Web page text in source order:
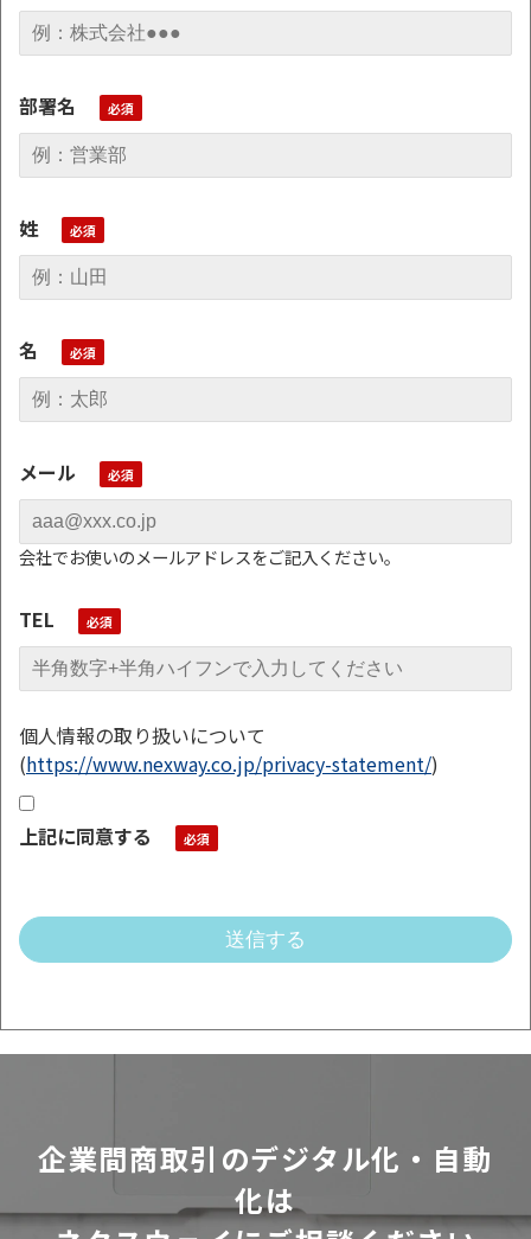
部署名
姓
名
メール
会社でお使いのメールアドレスをご記入ください。
TEL
個人情報の取り扱いについて
(https://www.nexway.co.jp/privacy-statement/)
上記に同意する
企業間商取引のデジタル化・自動
化は